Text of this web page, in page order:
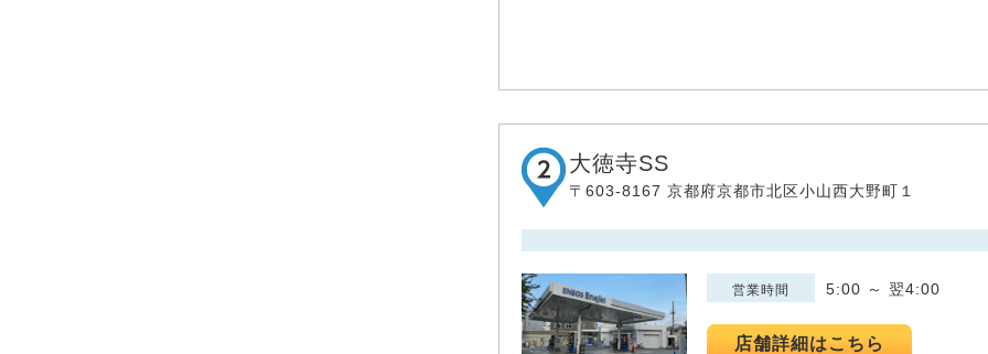
大徳寺SS
〒603-8167 京都府京都市北区小山西大野町１
営業時間 5:00 ～ 翌4:00
店舗詳細はこちら